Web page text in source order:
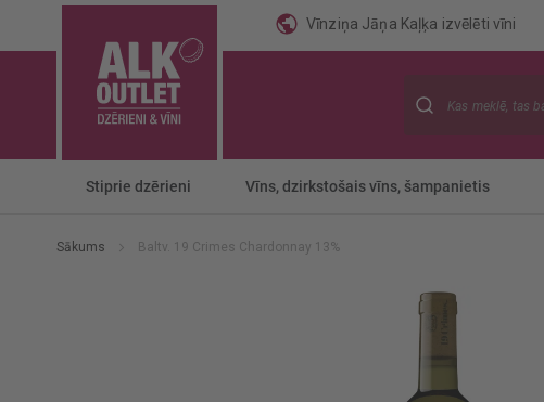
Vīnziņa Jāņa Kaļķa izvēlēti vīni
Stiprie dzērieni Vīns, dzirkstošais vīns, šampanietis
Sākums Baltv. 19 Crimes Chardonnay 13%